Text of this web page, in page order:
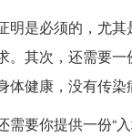
明是必须的，尤
。其次，还需要
体健康，没有传染
需要你提供一份“